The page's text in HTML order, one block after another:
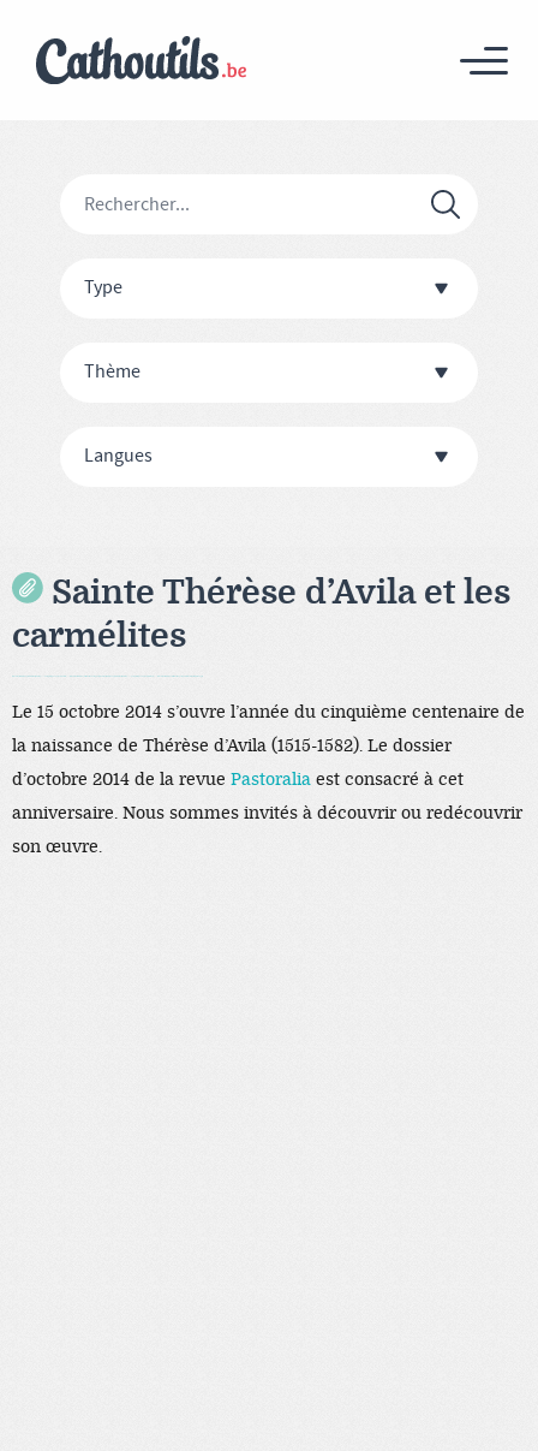
Type
Thème
Langues
Sainte Thérèse d’Avila et les
carmélites
Le 15 octobre 2014 s’ouvre l’année du cinquième centenaire de
la naissance de Thérèse d’Avila (1515-1582). Le dossier
d’octobre 2014 de la revue Pastoralia est consacré à cet
anniversaire. Nous sommes invités à découvrir ou redécouvrir
son œuvre.